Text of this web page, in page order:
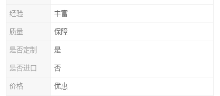
经验 丰富
质量 保障
是否定制 是
是否进口 否
价格 优惠